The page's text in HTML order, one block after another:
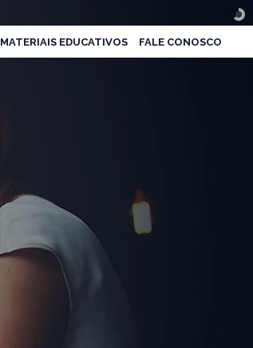
MATERIAIS EDUCATIVOS FALE CONOSCO